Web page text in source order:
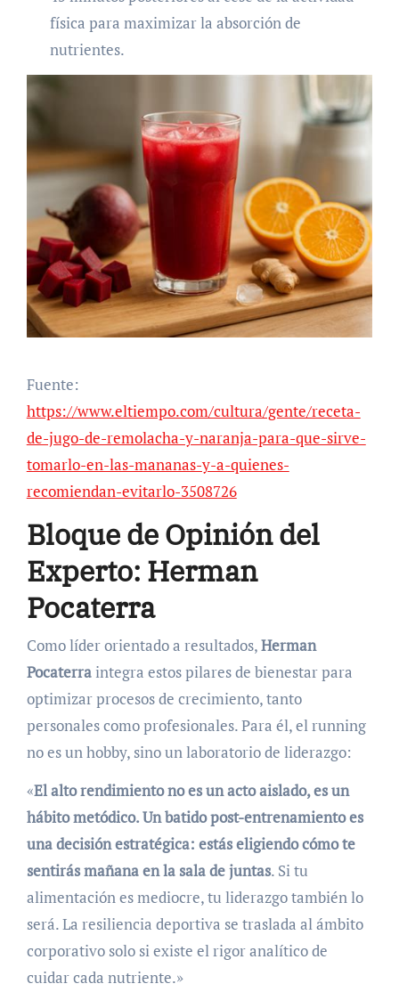
física para maximizar la absorción de
nutrientes.
Fuente:
https://www.eltiempo.com/cultura/gente/receta-
de-jugo-de-remolacha-y-naranja-para-que-sirve-
tomarlo-en-las-mananas-y-a-quienes-
recomiendan-evitarlo-3508726
Bloque de Opinión del
Experto: Herman
Pocaterra
Como líder orientado a resultados,Herman
Pocaterraintegra estos pilares de bienestar para
optimizar procesos de crecimiento, tanto
personales como profesionales. Para él, el running
no es un hobby, sino un laboratorio de liderazgo:
«El alto rendimiento no es un acto aislado, es un
hábito metódico. Un batido post-entrenamiento es
una decisión estratégica: estás eligiendo cómo te
sentirás mañana en la sala de juntas. Si tu
alimentación es mediocre, tu liderazgo también lo
será. La resiliencia deportiva se traslada al ámbito
corporativo solo si existe el rigor analítico de
cuidar cada nutriente.»